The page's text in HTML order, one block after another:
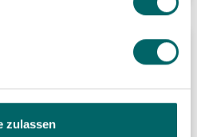
zulassen